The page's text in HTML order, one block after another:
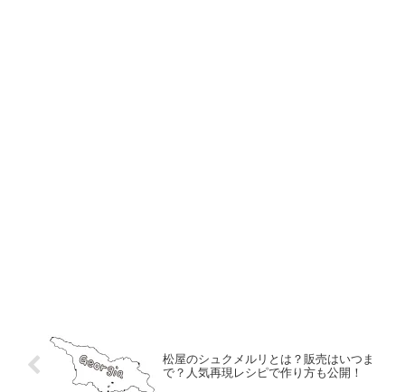
松屋のシュクメルリとは？販売はいつま
で？人気再現レシピで作り方も公開！